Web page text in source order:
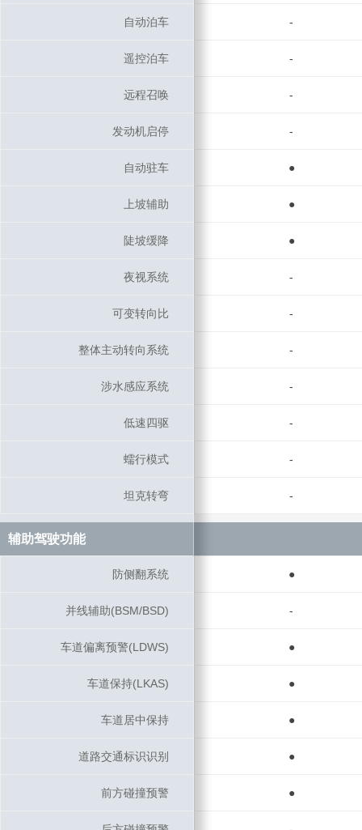
自动泊车 -
遥控泊车 -
远程召唤 -
发动机启停 -
自动驻车 ●
上坡辅助 ●
陡坡缓降 ●
夜视系统 -
可变转向比 -
整体主动转向系统 -
涉水感应系统 -
低速四驱 -
蠕行模式 -
坦克转弯 -
辅助驾驶功能
防侧翻系统 ●
并线辅助(BSM/BSD) -
车道偏离预警(LDWS) ●
车道保持(LKAS) ●
车道居中保持 ●
道路交通标识识别 ●
前方碰撞预警 ●
自动泊车
遥控泊车
远程召唤
发动机启停
自动驻车
上坡辅助
陡坡缓降
夜视系统
可变转向比
整体主动转向系统
涉水感应系统
低速四驱
蠕行模式
坦克转弯
辅助驾驶功能
防侧翻系统
并线辅助(BSM/BSD)
车道偏离预警(LDWS)
车道保持(LKAS)
车道居中保持
道路交通标识识别
前方碰撞预警